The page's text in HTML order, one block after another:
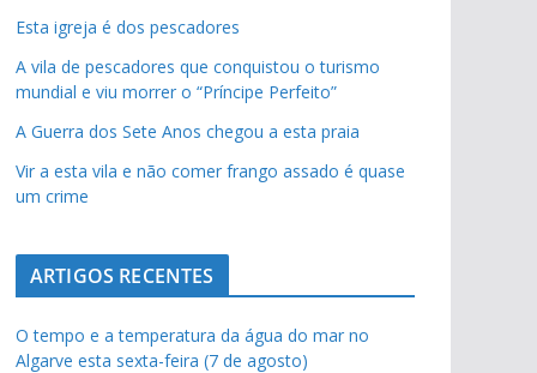
Esta igreja é dos pescadores
A vila de pescadores que conquistou o turismo
mundial e viu morrer o “Príncipe Perfeito”
A Guerra dos Sete Anos chegou a esta praia
Vir a esta vila e não comer frango assado é quase
um crime
ARTIGOS RECENTES
O tempo e a temperatura da água do mar no
Algarve esta sexta-feira (7 de agosto)